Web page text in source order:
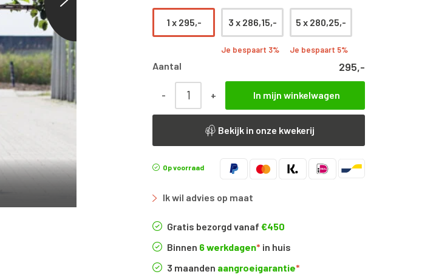
1 x 295,- 3 x 286,15,-
Je bespaart 3%
5 x 280,25,-
Je bespaart 5%
Aantal 295,-
-
Malus domestica ‘James Grieve’ | Halfstam leiboom |
+ In mijn winkelwagen
Bekijk in onze kwekerij
Op voorraad
Ik wil advies op maat
Gratis bezorgd vanaf €450
Binnen 6 werkdagen* in huis
3 maanden aangroeigarantie*